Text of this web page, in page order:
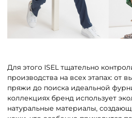
Для этого ISEL тщательно
производства на всех этапах: от
пряжи до поиска идеальной
коллекциях бренд использует
натуральные материалы,